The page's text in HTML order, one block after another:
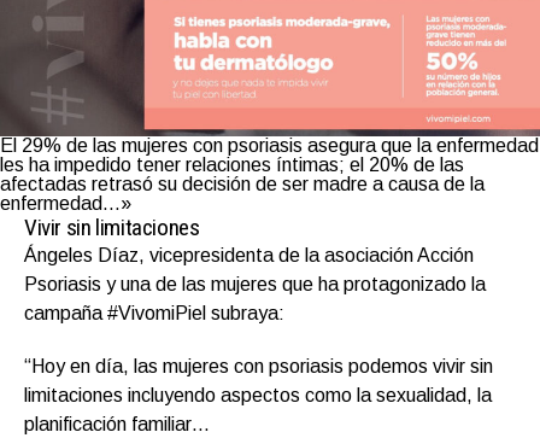
El 29% de las mujeres con psoriasis asegura que la enfermedad
les ha impedido tener relaciones íntimas; el 20% de las
afectadas retrasó su decisión de ser madre a causa de la
enfermedad…»
Vivir sin limitaciones
Ángeles Díaz, vicepresidenta de la asociación Acción
Psoriasis y una de las mujeres que ha protagonizado la
campaña #VivomiPiel subraya:
“Hoy en día, las mujeres con psoriasis podemos vivir sin
limitaciones incluyendo aspectos como la sexualidad, la
planificación familiar…